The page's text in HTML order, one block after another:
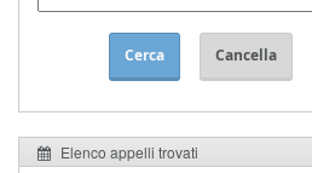
Cerca Cancella
Elenco appelli trovati